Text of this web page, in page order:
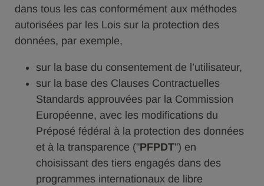
dans tous les cas conformément aux méthodes
autorisées par les Lois sur la protection des
données, par exemple,
sur la base du consentement de l’utilisateur,
sur la base des Clauses Contractuelles
Standards approuvées par la Commission
Européenne, avec les modifications du
Préposé fédéral à la protection des données
et à la transparence ("PFPDT") en
choisissant des tiers engagés dans des
programmes internationaux de libre